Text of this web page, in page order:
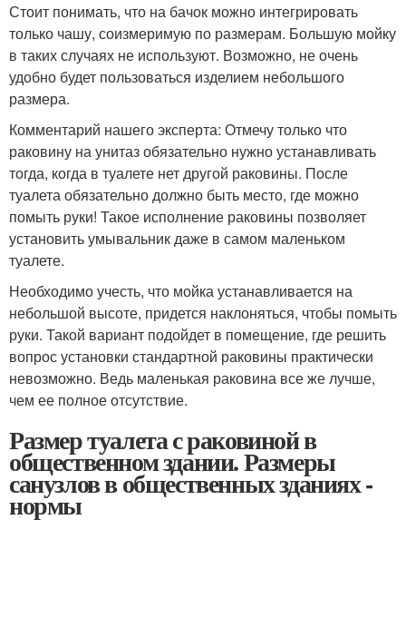
Стоит понимать, что на бачок можно интегрировать
только чашу, соизмеримую по размерам. Большую мойку
в таких случаях не используют. Возможно, не очень
удобно будет пользоваться изделием небольшого
размера.
Комментарий нашего эксперта: Отмечу только что
раковину на унитаз обязательно нужно устанавливать
тогда, когда в туалете нет другой раковины. После
туалета обязательно должно быть место, где можно
помыть руки! Такое исполнение раковины позволяет
установить умывальник даже в самом маленьком
туалете.
Необходимо учесть, что мойка устанавливается на
небольшой высоте, придется наклоняться, чтобы помыть
руки. Такой вариант подойдет в помещение, где решить
вопрос установки стандартной раковины практически
невозможно. Ведь маленькая раковина все же лучше,
чем ее полное отсутствие.
Размер туалета с раковиной в
общественном здании. Размеры
санузлов в общественных зданиях -
нормы